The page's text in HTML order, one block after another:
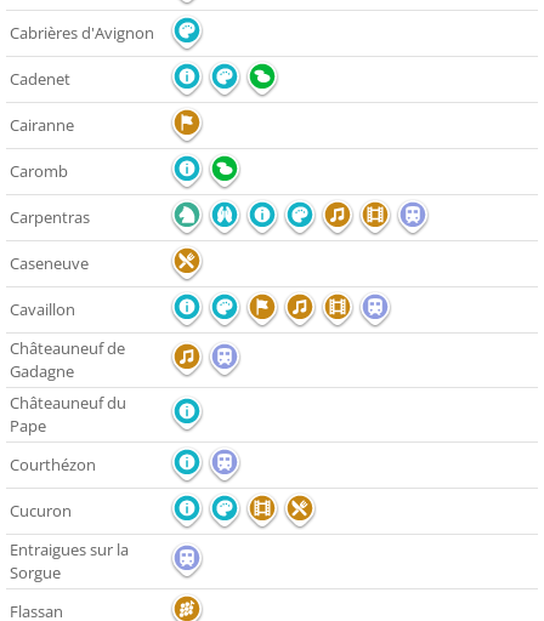
Cabrières d'Avignon
Cadenet
Cairanne
Caromb
Carpentras
Caseneuve
Cavaillon
Châteauneuf de
Gadagne
Châteauneuf du
Pape
Courthézon
Cucuron
Entraigues sur la
Sorgue
Flassan